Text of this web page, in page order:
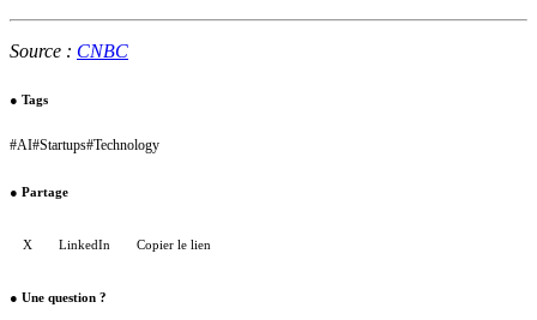
Source : CNBC
● Tags
#AI#Startups#Technology
● Partage
X LinkedIn Copier le lien
● Une question ?